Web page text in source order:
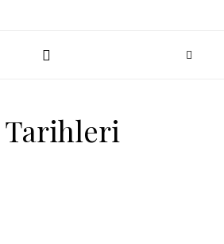
Tarihleri